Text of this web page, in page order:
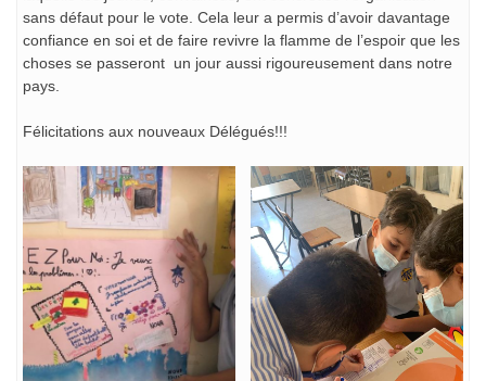
sans défaut pour le vote. Cela leur a permis d’avoir davantage
confiance en soi et de faire revivre la flamme de l’espoir que les
choses se passeront un jour aussi rigoureusement dans notre
pays.
Félicitations aux nouveaux Délégués!!!